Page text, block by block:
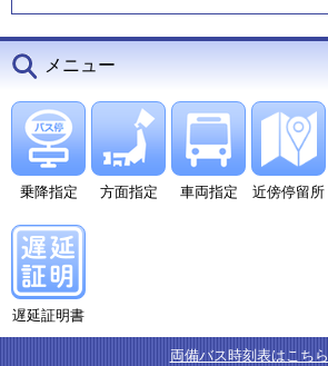
メニュー
乗降指定 方面指定 車両指定 近傍停留所
遅延証明書
両備バス時刻表はこちら